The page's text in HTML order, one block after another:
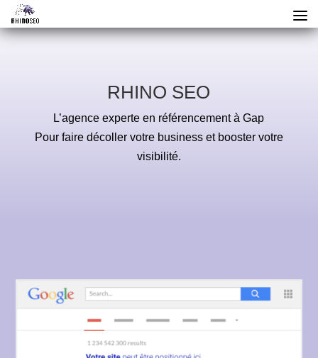
RHINO SEO
L’agence experte en référencement à Gap
Pour faire décoller votre business et booster votre
visibilité.